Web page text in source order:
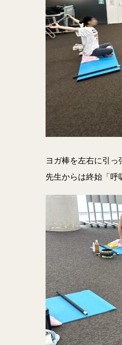
ヨガ棒を左右に引っ
先生からは終始「呼